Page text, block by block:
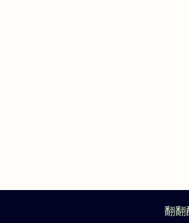
翻翻